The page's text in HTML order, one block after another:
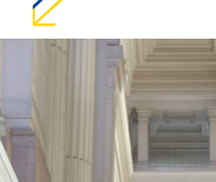
Skip
content